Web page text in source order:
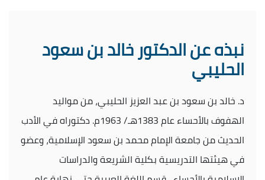
نبذه عن الدكتور خالد بن سعود
الحليبي
د. خالد بن سعود بن عبد العزيز الحليبي، من مواليد
الهفوف بالأحساء عام 1383هـ/ 1963م. دكتوراه في الأدب
الحديث من جامعة الإمام محمد بن سعود الإسلامية، وعضو
في هيئتها التدريسية بكلية الشريعة والدراسات